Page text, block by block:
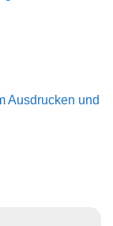
Ausdrucken und